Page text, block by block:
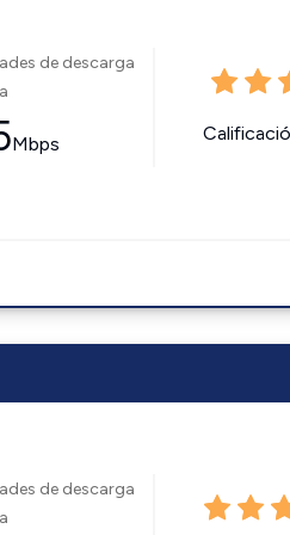
de descarga
Mbps
de descarga